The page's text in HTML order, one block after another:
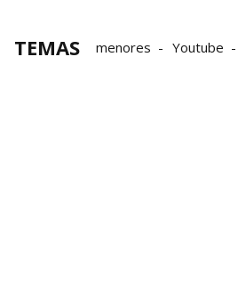
TEMAS menores Youtube